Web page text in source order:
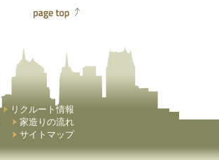
リクルート情報
家造りの流れ
サイトマップ